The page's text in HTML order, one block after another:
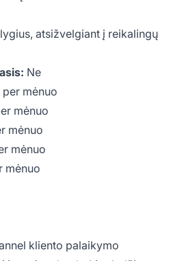
atsižvelgiant į reikalingų
Ne
per mėnuo
mėnuo
mėnuo
mėnuo
mėnuo
kliento palaikymo